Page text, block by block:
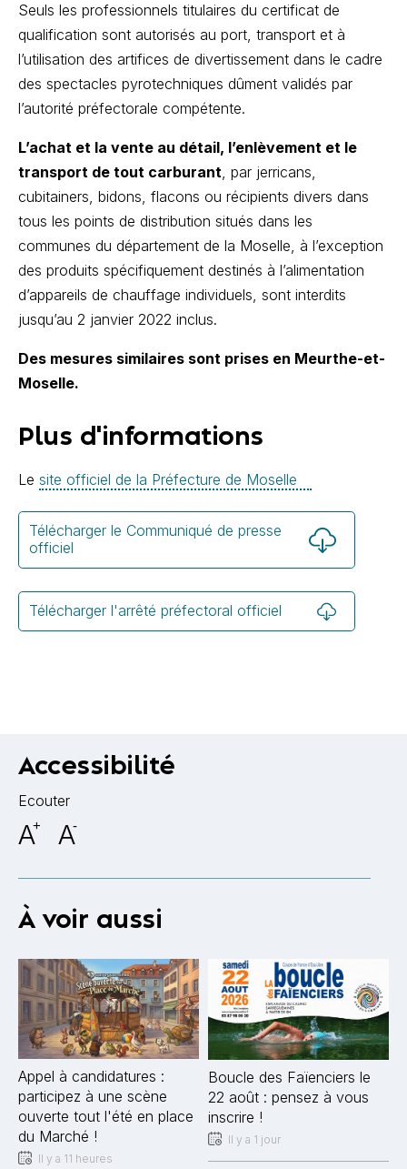
Seuls les professionnels titulaires du certificat de
qualification sont autorisés au port, transport et à
l’utilisation des artifices de divertissement dans le cadre
des spectacles pyrotechniques dûment validés par
l’autorité préfectorale compétente.
L’achat et la vente au détail, l’enlèvement et le
transport de tout carburant, par jerricans,
cubitainers, bidons, flacons ou récipients divers dans
tous les points de distribution situés dans les
communes du département de la Moselle, à l’exception
des produits spécifiquement destinés à l’alimentation
d’appareils de chauffage individuels, sont interdits
jusqu’au 2 janvier 2022 inclus.
Des mesures similaires sont prises en Meurthe-et-
Moselle.
Plus d'informations
Le site officiel de la Préfecture de Moselle
Télécharger le Communiqué de presse
officiel
Télécharger l'arrêté préfectoral officiel
Accessibilité
Ecouter
A+ A-
À voir aussi
Appel à candidatures :
participez à une scène
ouverte tout l'été en place
du Marché !
Il y a 11 heures
Boucle des Faïenciers le
22 août : pensez à vous
inscrire !
Il y a 1 jour